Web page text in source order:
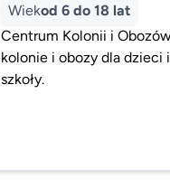
Wiekod 6 do 18 lat
Centrum Kolonii i
kolonie i obozy dla dzieci
szkoły.